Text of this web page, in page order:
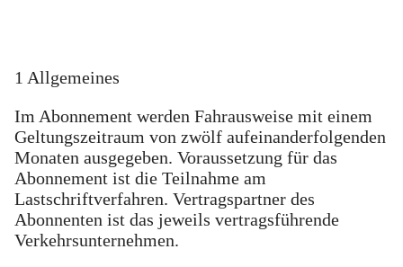
1 Allgemeines
Im Abonnement werden Fahrausweise mit einem
Geltungszeitraum von zwölf aufeinanderfolgenden
Monaten ausgegeben. Voraussetzung für das
Abonnement ist die Teilnahme am
Lastschriftverfahren. Vertragspartner des
Abonnenten ist das jeweils vertragsführende
Verkehrsunternehmen.